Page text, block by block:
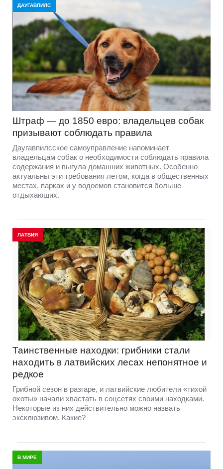
ДАУГАВПИЛС
Штраф — до 1850 евро: владельцев собак
призывают соблюдать правила
Даугавпилсское самоуправление напоминает
владельцам собак о необходимости соблюдать правила
содержания и выгула домашних животных. Особенно
актуальны эти требования летом, когда в общественных
местах, парках и у водоемов становится больше
отдыхающих.
ЛАТВИЯ
Таинственные находки: грибники стали
находить в латвийских лесах непонятное и
редкое
Грибной сезон в разгаре, и латвийские любители «тихой
охоты» начали хвастать в соцсетях своими находками.
Некоторые из них действительно можно назвать
эксклюзивом. Какие?
В МИРЕ